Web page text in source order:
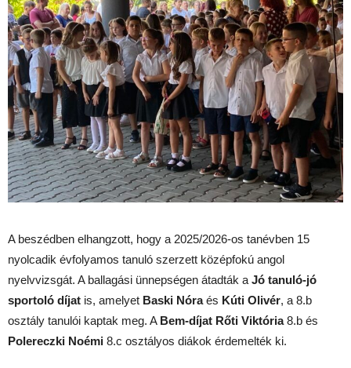
A beszédben elhangzott, hogy a 2025/2026-os tanévben 15
nyolcadik évfolyamos tanuló szerzett középfokú angol
nyelvvizsgát. A ballagási ünnepségen átadták a Jó tanuló-jó
sportoló díjat is, amelyet Baski Nóraés Kúti Olivér, a 8.b
osztály tanulói kaptak meg. A Bem-díjat Rőti Viktória8.b és
Polereczki Noémi 8.c osztályos diákok érdemelték ki.